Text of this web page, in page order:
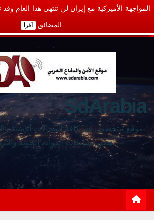
المواجهة الأميركية مع إيران لن تنتهي هذا العام
المضائق أقرأ
SdArabia
موقع متخصص في كافة المجالات الأمنية
يغطي نشاطات القوات الجوية